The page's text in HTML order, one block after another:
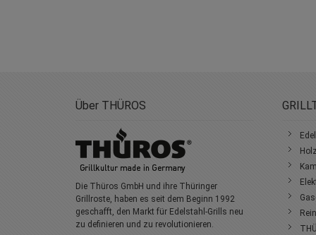
Über THÜROS
Die Thüros GmbH und ihre Thüringer
Grillroste, haben es seit dem Beginn 1992
geschafft, den Markt für Edelstahl-Grills neu
zu definieren und zu revolutionieren.